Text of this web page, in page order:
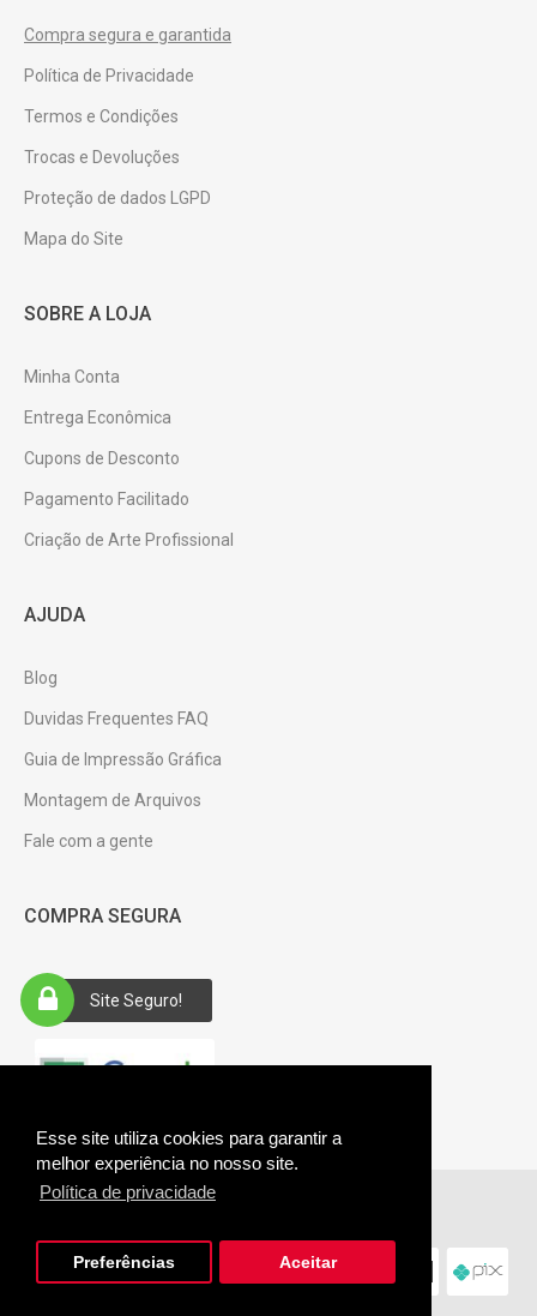
Esse site utiliza cookies para garantir a
melhor experiência no nosso site.
Política de privacidade
Preferências Aceitar
Compra segura e garantida
Política de Privacidade
Termos e Condições
Trocas e Devoluções
Proteção de dados LGPD
Mapa do Site
SOBRE A LOJA
Minha Conta
Entrega Econômica
Cupons de Desconto
Pagamento Facilitado
Criação de Arte Profissional
AJUDA
Blog
Duvidas Frequentes FAQ
Guia de Impressão Gráfica
Montagem de Arquivos
Fale com a gente
COMPRA SEGURA
Site Seguro!
Giftus © 2026. CNPJ: 28.485.361/0001-94.